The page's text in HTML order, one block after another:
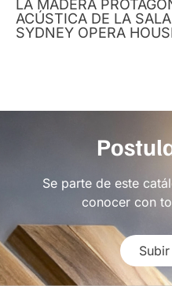
LA MADERA
ACÚSTICA DE LA
SYDNEY OPERA
Se parte de este
conocer con